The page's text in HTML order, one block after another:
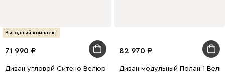
Выгодный комплект
71 990
Диван угловой Ситено Велюр Терракотовый
82 970
Диван модульный Полан 1